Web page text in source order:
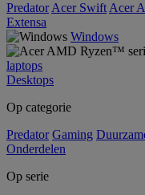
Predator Acer Swift Acer
Extensa
Windows
laptops
Desktops
Op categorie
Predator Gaming
Onderdelen
Op serie